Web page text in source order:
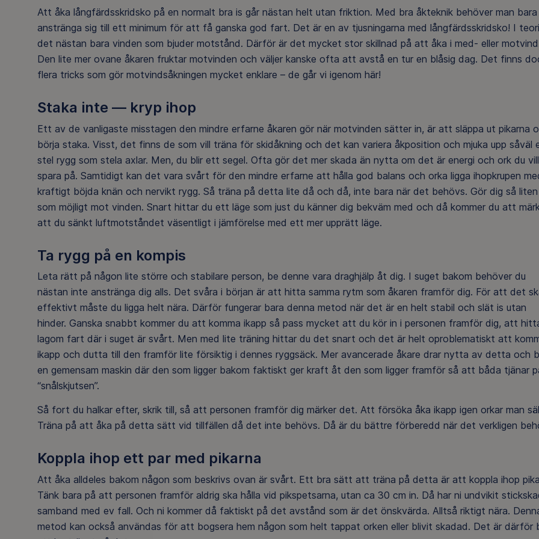
Att åka långfärdsskridsko på en normalt bra is går nästan helt utan friktion. Med bra åkteknik behöver man bara
anstränga sig till ett minimum för att få ganska god fart. Det är en av tjusningarna med långfärdsskridsko! I
det nästan bara vinden som bjuder motstånd. Därför är det mycket stor skillnad på att åka i med- eller
Den lite mer ovane åkaren fruktar motvinden och väljer kanske ofta att avstå en tur en blåsig dag. Det finns
flera tricks som gör motvindsåkningen mycket enklare – de går vi igenom här!
Staka inte — kryp ihop
Ett av de vanligaste misstagen den mindre erfarne åkaren gör när motvinden sätter in, är att släppa ut pikarna
börja staka. Visst, det finns de som vill träna för skidåkning och det kan variera åkposition och mjuka upp såväl
stel rygg som stela axlar. Men, du blir ett segel. Ofta gör det mer skada än nytta om det är energi och ork du vill
spara på. Samtidigt kan det vara svårt för den mindre erfarne att hålla god balans och orka ligga ihopkrupen
kraftigt böjda knän och nervikt rygg. Så träna på detta lite då och då, inte bara när det behövs. Gör dig så liten
som möjligt mot vinden. Snart hittar du ett läge som just du känner dig bekväm med och då kommer du att
att du sänkt luftmotståndet väsentligt i jämförelse med ett mer upprätt läge.
Ta rygg på en kompis
Leta rätt på någon lite större och stabilare person, be denne vara draghjälp åt dig. I suget bakom behöver du
nästan inte anstränga dig alls. Det svåra i början är att hitta samma rytm som åkaren framför dig. För att det
effektivt måste du ligga helt nära. Därför fungerar bara denna metod när det är en helt stabil och slät is utan
hinder. Ganska snabbt kommer du att komma ikapp så pass mycket att du kör in i personen framför dig, att
lagom fart där i suget är svårt. Men med lite träning hittar du det snart och det är helt oproblematiskt att
ikapp och dutta till den framför lite försiktig i dennes ryggsäck. Mer avancerade åkare drar nytta av detta och
en gemensam maskin där den som ligger bakom faktiskt ger kraft åt den som ligger framför så att båda tjänar
“snålskjutsen”.
Så fort du halkar efter, skrik till, så att personen framför dig märker det. Att försöka åka ikapp igen orkar man
Träna på att åka på detta sätt vid tillfällen då det inte behövs. Då är du bättre förberedd när det verkligen
Koppla ihop ett par med pikarna
Att åka alldeles bakom någon som beskrivs ovan är svårt. Ett bra sätt att träna på detta är att koppla ihop
Tänk bara på att personen framför aldrig ska hålla vid pikspetsarna, utan ca 30 cm in. Då har ni undvikit
samband med ev fall. Och ni kommer då faktiskt på det avstånd som är det önskvärda. Alltså riktigt nära.
metod kan också användas för att bogsera hem någon som helt tappat orken eller blivit skadad. Det är därför